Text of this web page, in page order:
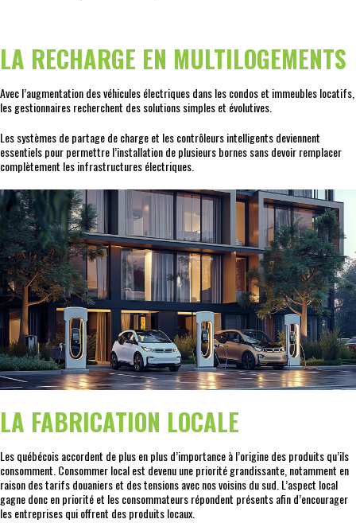
LA RECHARGE EN MULTILOGEMENTS
Avec l’augmentation des véhicules électriques dans les condos et immeubles locatifs,
les gestionnaires recherchent des solutions simples et évolutives.
Les systèmes de partage de charge et les contrôleurs intelligents deviennent
essentiels pour permettre l’installation de plusieurs bornes sans devoir remplacer
complètement les infrastructures électriques.
LA FABRICATION LOCALE
Les québécois accordent de plus en plus d’importance à l’origine des produits qu’ils
consomment. Consommer local est devenu une priorité grandissante, notamment en
raison des tarifs douaniers et des tensions avec nos voisins du sud. L’aspect local
gagne donc en priorité et les consommateurs répondent présents afin d’encourager
les entreprises qui offrent des produits locaux.